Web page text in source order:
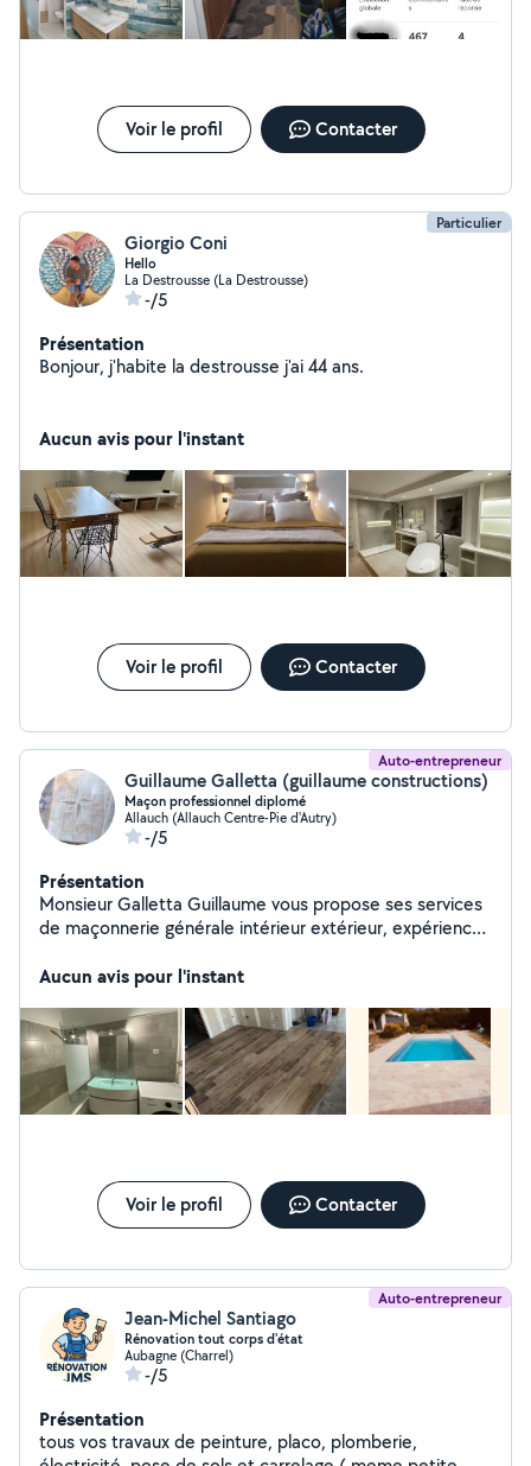
Voir le profil Contacter
Particulier
Giorgio Coni
Hello
La Destrousse (La Destrousse)
-/5
Présentation
Bonjour, j'habite la destrousse j'ai 44 ans.
Aucun avis pour l'instant
Voir le profil Contacter
Auto-entrepreneur
Guillaume Galletta (guillaume constructions)
Maçon professionnel diplomé
Allauch (Allauch Centre-Pie d'Autry)
-/5
Présentation
Monsieur Galletta Guillaume vous propose ses services
de maçonnerie générale intérieur extérieur, expérience
création et rénovation sur devis.
Aucun avis pour l'instant
Voir le profil Contacter
Auto-entrepreneur
Jean-Michel Santiago
Rénovation tout corps d'état
Aubagne (Charrel)
-/5
Présentation
tous vos travaux de peinture, placo, plomberie,